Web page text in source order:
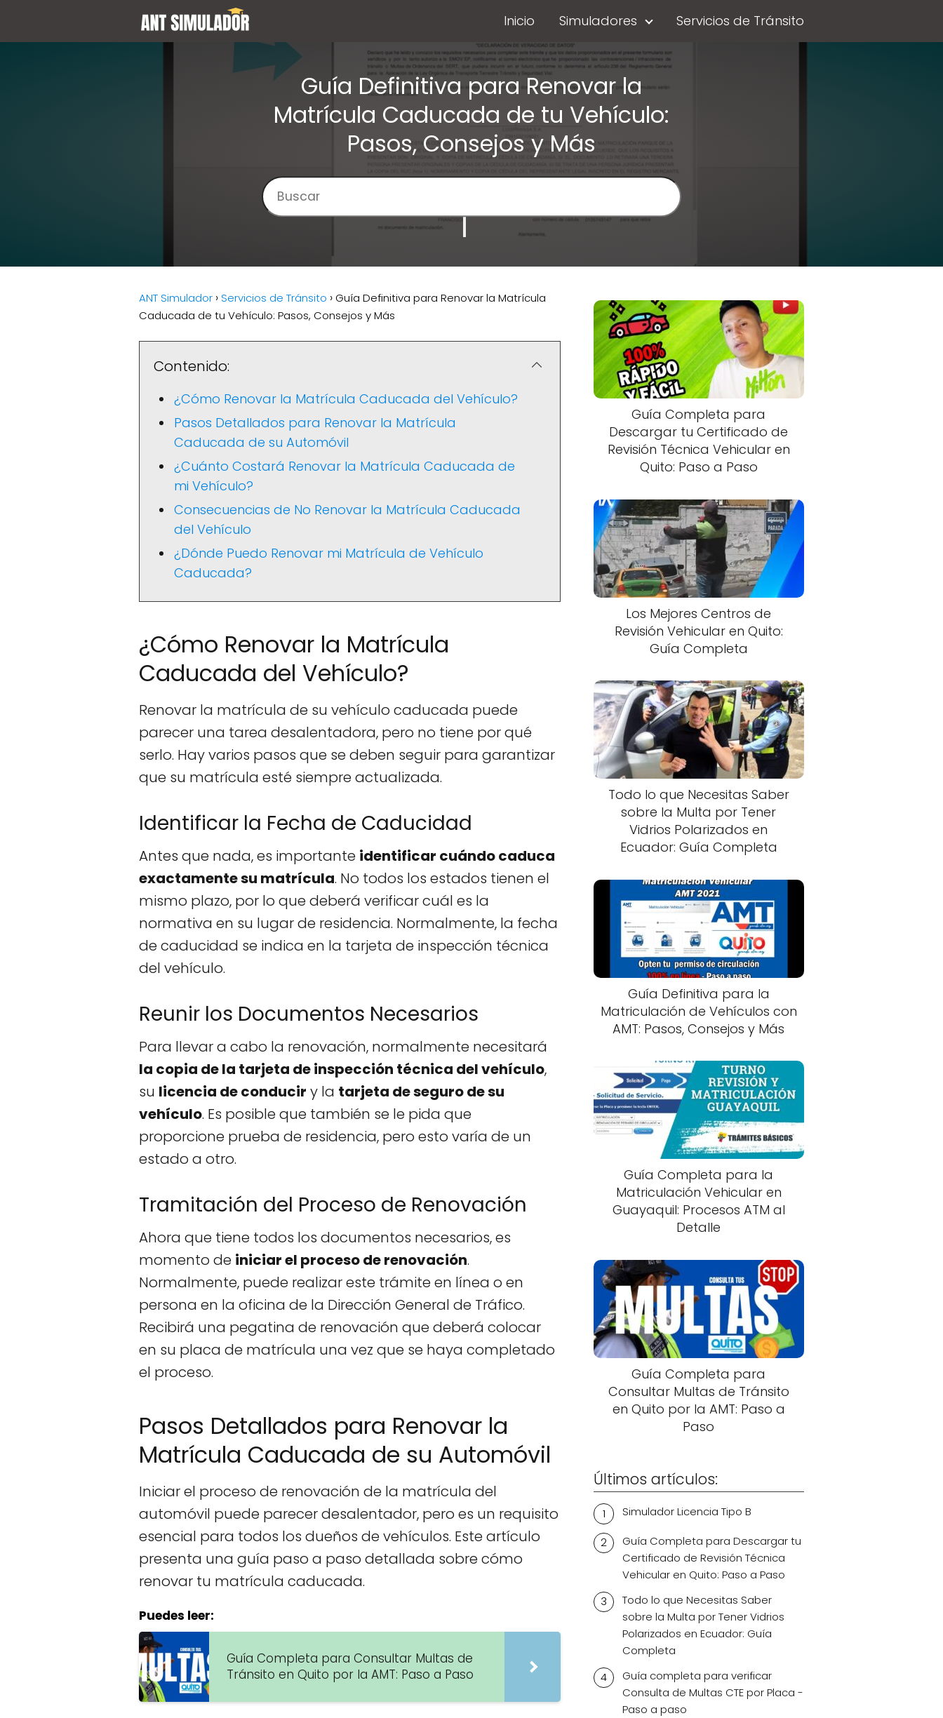
Inicio Simuladores Servicios de Tránsito
Guía Definitiva para Renovar la
Matrícula Caducada de tu Vehículo:
Pasos, Consejos y Más
ANT Simulador Servicios de Tránsito
Guía Definitiva para Renovar la Matrícula
Caducada de tu Vehículo: Pasos, Consejos y Más
Contenido:
¿Cómo Renovar la Matrícula Caducada del Vehículo?
Pasos Detallados para Renovar la Matrícula
Caducada de su Automóvil
¿Cuánto Costará Renovar la Matrícula Caducada de
mi Vehículo?
Consecuencias de No Renovar la Matrícula Caducada
del Vehículo
¿Dónde Puedo Renovar mi Matrícula de Vehículo
Caducada?
¿Cómo Renovar la Matrícula
Caducada del Vehículo?
Renovar la matrícula de su vehículo caducada puede
parecer una tarea desalentadora, pero no tiene por qué
serlo. Hay varios pasos que se deben seguir para garantizar
que su matrícula esté siempre actualizada.
Identificar la Fecha de Caducidad
Antes que nada, es importante identificar cuándo caduca
exactamente su matrícula. No todos los estados tienen el
mismo plazo, por lo que deberá verificar cuál es la
normativa en su lugar de residencia. Normalmente, la fecha
de caducidad se indica en la tarjeta de inspección técnica
del vehículo.
Reunir los Documentos Necesarios
Para llevar a cabo la renovación, normalmente necesitará
la copia de la tarjeta de inspección técnica del vehículo,
su licencia de conducir y la tarjeta de seguro de su
vehículo. Es posible que también se le pida que
proporcione prueba de residencia, pero esto varía de un
estado a otro.
Tramitación del Proceso de Renovación
Ahora que tiene todos los documentos necesarios, es
momento de iniciar el proceso de renovación.
Normalmente, puede realizar este trámite en línea o en
persona en la oficina de la Dirección General de Tráfico.
Recibirá una pegatina de renovación que deberá colocar
en su placa de matrícula una vez que se haya completado
el proceso.
Pasos Detallados para Renovar la
Matrícula Caducada de su Automóvil
Iniciar el proceso de renovación de la matrícula del
automóvil puede parecer desalentador, pero es un requisito
esencial para todos los dueños de vehículos. Este artículo
presenta una guía paso a paso detallada sobre cómo
renovar tu matrícula caducada.
Puedes leer:
Guía Completa para Consultar Multas de
Tránsito en Quito por la AMT: Paso a Paso
Guía Completa para
Descargar tu Certificado de
Revisión Técnica Vehicular en
Quito: Paso a Paso
Los Mejores Centros de
Revisión Vehicular en Quito:
Guía Completa
Todo lo que Necesitas Saber
sobre la Multa por Tener
Vidrios Polarizados en
Ecuador: Guía Completa
Guía Definitiva para la
Matriculación de Vehículos con
AMT: Pasos, Consejos y Más
Guía Completa para la
Matriculación Vehicular en
Guayaquil: Procesos ATM al
Detalle
Guía Completa para
Consultar Multas de Tránsito
en Quito por la AMT: Paso a
Paso
Últimos artículos:
Simulador Licencia Tipo B
Guía Completa para Descargar tu
Certificado de Revisión Técnica
Vehicular en Quito: Paso a Paso
Todo lo que Necesitas Saber
sobre la Multa por Tener Vidrios
Polarizados en Ecuador: Guía
Completa
Guía completa para verificar
Consulta de Multas CTE por Placa -
Paso a paso